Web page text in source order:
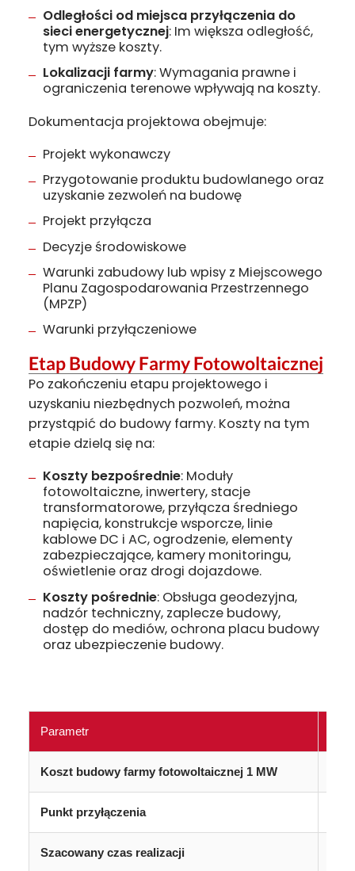
Odległości od miejsca przyłączenia do
sieci energetycznej: Im większa odległość,
tym wyższe koszty.
Lokalizacji farmy: Wymagania prawne i
ograniczenia terenowe wpływają na koszty.
Dokumentacja projektowa obejmuje:
Projekt wykonawczy
Przygotowanie produktu budowlanego oraz
uzyskanie zezwoleń na budowę
Projekt przyłącza
Decyzje środowiskowe
Warunki zabudowy lub wpisy z Miejscowego
Planu Zagospodarowania Przestrzennego
(MPZP)
Warunki przyłączeniowe
Etap Budowy Farmy Fotowoltaicznej
Po zakończeniu etapu projektowego i
uzyskaniu niezbędnych pozwoleń, można
przystąpić do budowy farmy. Koszty na tym
etapie dzielą się na:
Koszty bezpośrednie: Moduły
fotowoltaiczne, inwertery, stacje
transformatorowe, przyłącza średniego
napięcia, konstrukcje wsporcze, linie
kablowe DC i AC, ogrodzenie, elementy
zabezpieczające, kamery monitoringu,
oświetlenie oraz drogi dojazdowe.
Koszty pośrednie: Obsługa geodezyjna,
nadzór techniczny, zaplecze budowy,
dostęp do mediów, ochrona placu budowy
oraz ubezpieczenie budowy.
Parametr
Koszt budowy farmy fotowoltaicznej 1 MW
Punkt przyłączenia
Szacowany czas realizacji